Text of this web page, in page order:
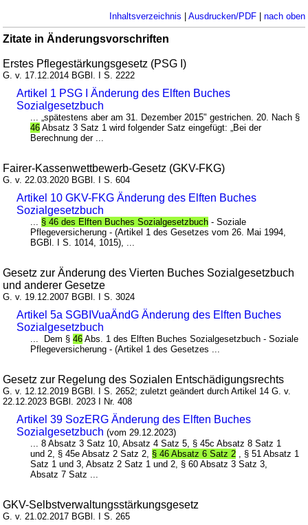
Inhaltsverzeichnis | Ausdrucken/PDF| nach oben
Zitate in Änderungsvorschriften
Erstes Pflegestärkungsgesetz (PSG I)
G. v. 17.12.2014 BGBl. I S. 2222
Artikel 1 PSG I Änderung des Elften Buches
Sozialgesetzbuch
... „spätestens aber am 31. Dezember 2015" gestrichen. 20. Nach §
46 Absatz 3 Satz 1 wird folgender Satz eingefügt: „Bei der
Berechnung der ...
Fairer-Kassenwettbewerb-Gesetz (GKV-FKG)
G. v. 22.03.2020 BGBl. I S. 604
Artikel 10 GKV-FKG Änderung des Elften Buches
Sozialgesetzbuch
§ 46 des Elften Buches Sozialgesetzbuch - Soziale
Pflegeversicherung - (Artikel 1 des Gesetzes vom 26. Mai 1994,
BGBl. I S. 1014, 1015), ...
Gesetz zur Änderung des Vierten Buches Sozialgesetzbuch
und anderer Gesetze
G. v. 19.12.2007 BGBl. I S. 3024
Artikel 5a SGBIVuaÄndG Änderung des Elften Buches
Sozialgesetzbuch
... Dem §46 Abs. 1 des Elften Buches Sozialgesetzbuch - Soziale
Pflegeversicherung - (Artikel 1 des Gesetzes ...
Gesetz zur Regelung des Sozialen Entschädigungsrechts
G. v. 12.12.2019 BGBl. I S. 2652; zuletzt geändert durch Artikel 14 G. v.
22.12.2023 BGBl. 2023 I Nr. 408
Artikel 39 SozERG Änderung des Elften Buches
Sozialgesetzbuch (vom 29.12.2023)
... 8 Absatz 3 Satz 10, Absatz 4 Satz 5, § 45c Absatz 8 Satz 1
und 2, § 45e Absatz 2 Satz 2, § 46 Absatz 6 Satz 2 , § 51 Absatz 1
Satz 1 und 3, Absatz 2 Satz 1 und 2, § 60 Absatz 3 Satz 3,
Absatz 7 Satz ...
GKV-Selbstverwaltungsstärkungsgesetz
G. v. 21.02.2017 BGBl. I S. 265